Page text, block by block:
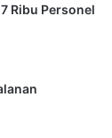
Ribu Personel